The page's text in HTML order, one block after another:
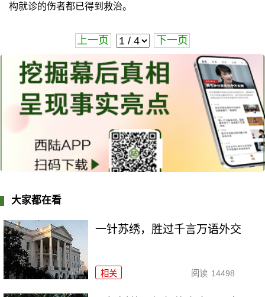
构就诊的伤者都已得到救治。
上一页 下一页
大家都在看
一针苏绣，胜过千言万语外交
相关 阅读 14498